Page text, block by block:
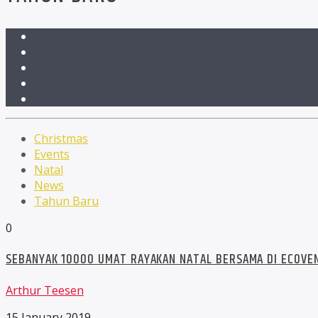
Christmas
Events
Natal
News
Tahun Baru
0
SEBANYAK 10000 UMAT RAYAKAN NATAL BERSAMA DI
Arthur Teesen